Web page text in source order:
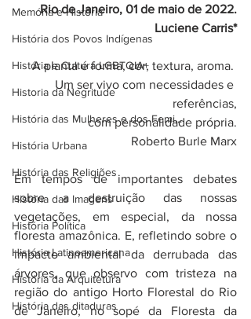
Memória e História
História dos Povos Indígenas
História e Cultura LGBTQIA+
Historia da Negritude
História das Mulheres e dos Femi...
História Urbana
História das Religiões
História das Imagens
História Política
História Latinoamericana
História da Arquitetura
História das ditaduras
Rio de Janeiro, 01 de maio de 2022.
Luciene Carris*
A planta é forma, cor, textura, aroma.
Um ser vivo com necessidades e
referências,
com personalidade própria.
Roberto Burle Marx
Em tempos de importantes debates
sobre a destruição das nossas
vegetações, em especial, da nossa
floresta amazônica. E, refletindo sobre o
impacto ambiental da derrubada das
árvores, que observo com tristeza na
região do antigo Horto Florestal do Rio
de Janeiro, no sopé da Floresta da